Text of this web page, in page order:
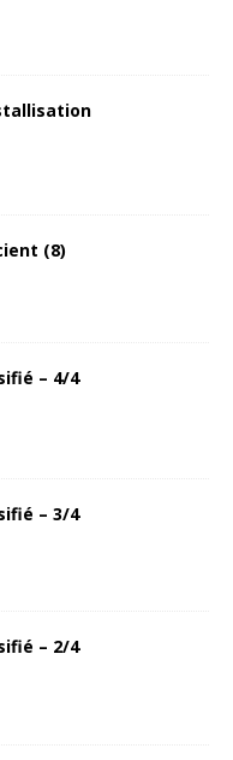
(8)
– 4/4
– 3/4
– 2/4